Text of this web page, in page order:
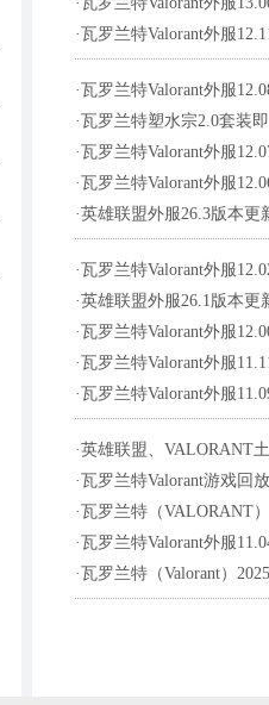
·瓦罗兰特Valorant外服
·瓦罗兰特Valorant外服
·瓦罗兰特塑水宗2.0套装
·瓦罗兰特Valorant外服
·瓦罗兰特Valorant外服
·英雄联盟外服26.3版本
·瓦罗兰特Valorant外服
·英雄联盟外服26.1版本
·瓦罗兰特Valorant外服
·瓦罗兰特Valorant外服
·瓦罗兰特Valorant外服
·英雄联盟、VALORANT
·瓦罗兰特Valorant游戏回
·瓦罗兰特（VALORANT
·瓦罗兰特Valorant外服
·瓦罗兰特（Valorant）